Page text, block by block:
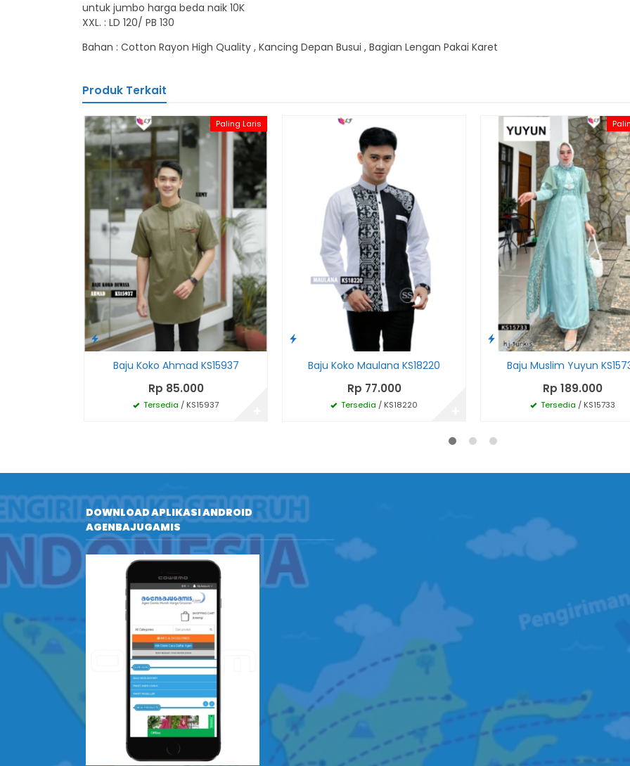
untuk jumbo harga beda naik 10K
XXL. : LD 120/ PB 130
Bahan : Cotton Rayon High Quality , Kancing Depan Busui , Bagian Lengan Pakai Karet
Produk Terkait
Paling Laris
Baju Koko Ahmad KS15937
Rp 85.000
Tersedia / KS15937
Baju Koko Maulana KS18220
Rp 77.000
Tersedia / KS18220
Baju Muslim Yuyun
Rp 189.000
Tersedia / KS15733
DOWNLOAD APLIKASI ANDROID
AGENBAJUGAMIS